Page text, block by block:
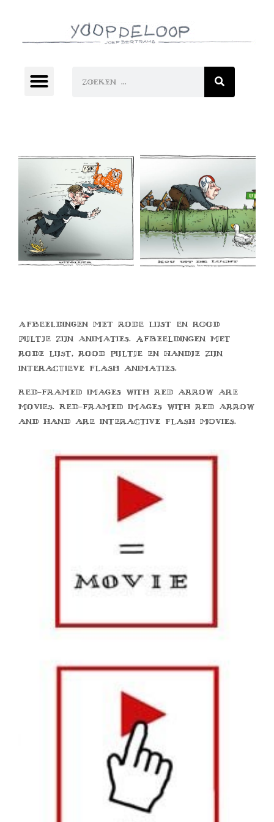
Afbeeldingen met rode lijst en rood
pijltje zijn animaties. Afbeeldingen met
rode lijst, rood pijltje en handje zijn
interactieve flash animaties.
Red-framed images with red arrow are
movies. Red-framed images with red arrow
and hand are interactive flash movies.